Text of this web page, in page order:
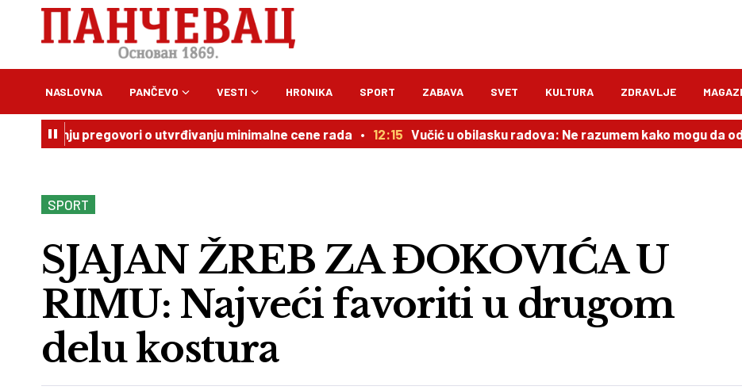
NASLOVNA PANČEVO VESTI HRONIKA SPORT ZABAVA SVET KULTURA ZDRAVLJE
pregovori o utvrđivanju minimalne cene rada 12:15 Vučić u obilasku radova: Ne razumem kako mogu da odu na
SPORT
SJAJAN ŽREB ZA ĐOKOVIĆA U
RIMU: Najveći favoriti u drugom
delu kostura